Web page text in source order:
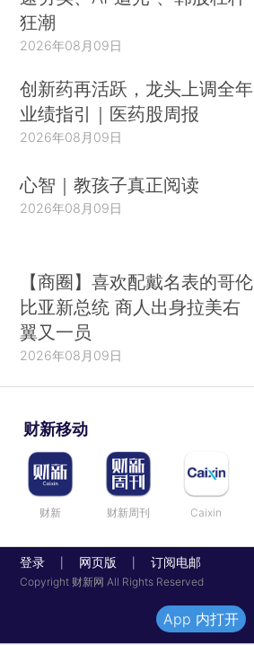
狂潮
2026年08月09日
创新药再活跃，龙头上调全年
业绩指引｜医药股周报
2026年08月09日
心智｜教孩子真正阅读
2026年08月09日
【商圈】喜欢配戴名表的哥伦
比亚新总统 商人出身拉美右
翼又一员
2026年08月09日
财新移动
财新 财新周刊 Caixin
登录 网页版 订阅电邮
Copyright 财新网 All Rights Reserved
App 内打开